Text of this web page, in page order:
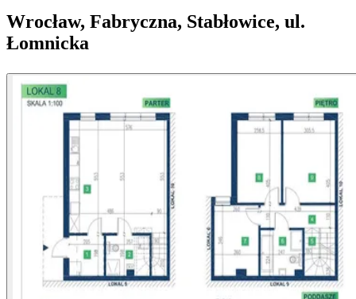
Wrocław, Fabryczna, Stabłowice, ul.
Łomnicka